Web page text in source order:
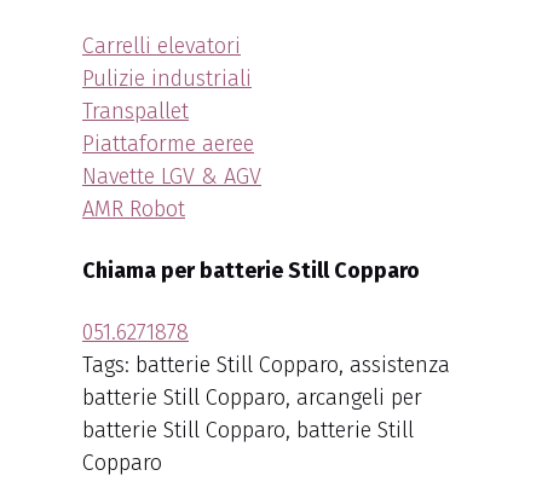
Carrelli elevatori
Pulizie industriali
Transpallet
Piattaforme aeree
Navette LGV & AGV
AMR Robot
Chiama per batterie Still Copparo
051.6271878
Tags: batterie Still Copparo, assistenza
batterie Still Copparo, arcangeli per
batterie Still Copparo, batterie Still
Copparo